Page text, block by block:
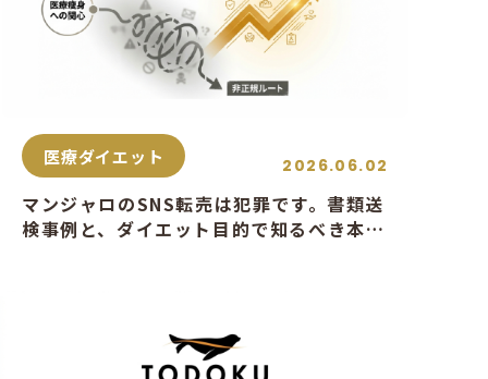
医療ダイエット 2026.06.02
マンジャロのSNS転売は犯罪です。書類送
検事例と、ダイエット目的で知るべき本当